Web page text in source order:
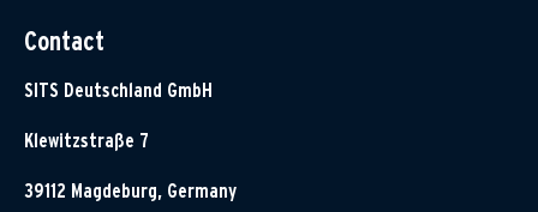
Contact
SITS Deutschland GmbH
Klewitzstraße 7
39112 Magdeburg, Germany